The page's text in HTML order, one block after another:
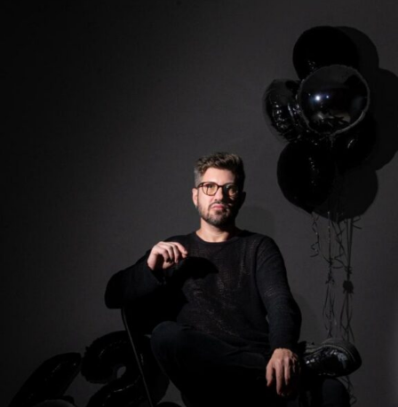
Com mais de 50 anos de atuação, a ANCORD (Associação
Nacional das Corretoras e Distribuidoras de Títulos e
Valores Mobiliários, Câmbio e Mercadorias) se
consolidou como a mais representativa Associação da
Indústria de Intermediação. É também reconhecida pela
qualidade de suas iniciativas educacionais e, por conta de
sua experiência, modernos processos e constantes
investimentos em tecnologia, se tornou uma referência
do mercado financeiro e de capitais como Entidade
Certificadora e Credenciadora.
Sobre a Agrinvest Commodities
A Agrinvest Commodities é referência em inteligência de
mercado e gestão de risco para o agronegócio brasileiro,
conectando produtores, indústrias e o mercado
financeiro por meio de análises, consultoria e operações
em commodities agrícolas.